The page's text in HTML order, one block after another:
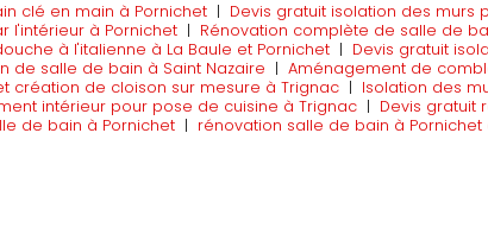
clé en main à Pornichet | Devis gratuit isolation des murs
l'intérieur à Pornichet| Rénovation complète de salle de
à l'italienne à La Baule et Pornichet| Devis gratuit
de salle de bain à Saint Nazaire | Aménagement de
de cloison sur mesure à Trignac| Isolation des
intérieur pour pose de cuisine à Trignac | Devis gratuit
de bain à Pornichet | rénovation salle de bain à Pornichet